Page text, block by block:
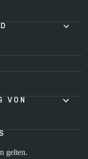
VON
gelten.